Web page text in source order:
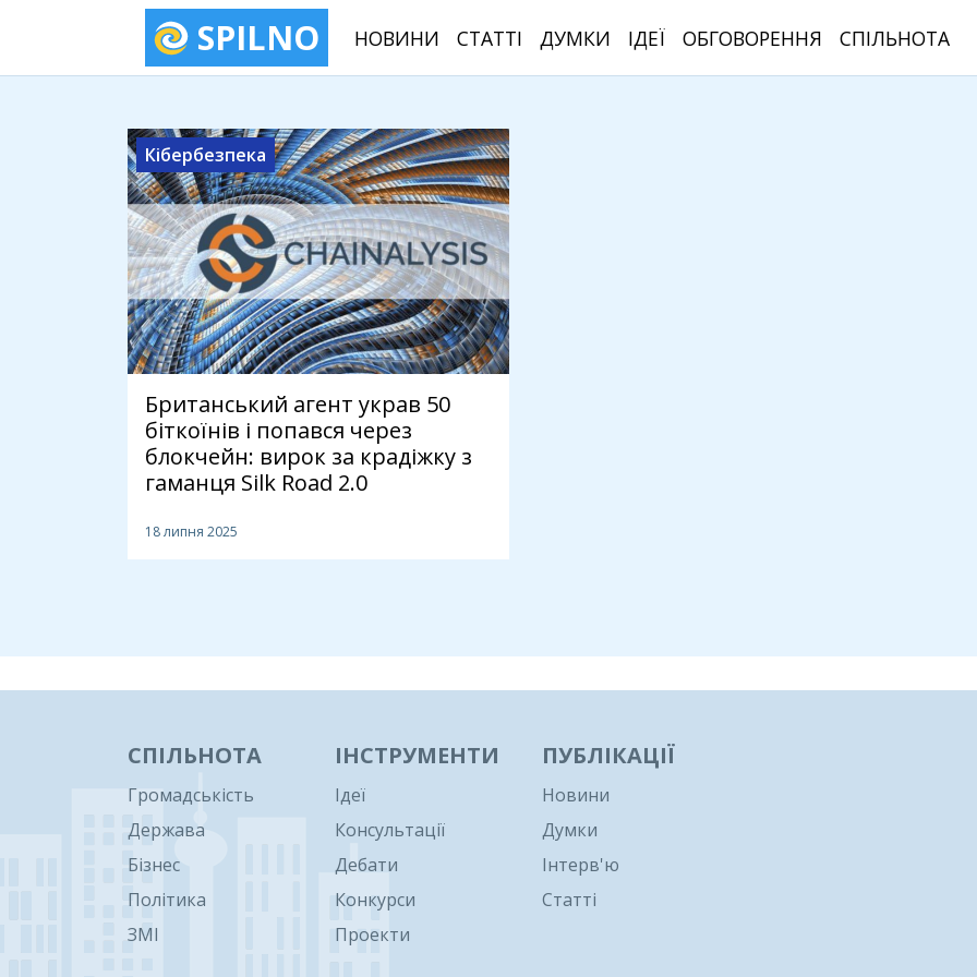
SPILNO НОВИНИ СТАТТІ ДУМКИ ІДЕЇ ОБГОВОРЕННЯ СПІЛЬНОТА
Кібербезпека
Британський агент украв 50
біткоїнів і попався через
блокчейн: вирок за крадіжку з
гаманця Silk Road 2.0
18 липня 2025
СПІЛЬНОТА
Громадськість
Держава
Бізнес
Політика
ЗМІ
ІНСТРУМЕНТИ
Ідеї
Консультації
Дебати
Конкурси
Проекти
ПУБЛІКАЦІЇ
Новини
Думки
Інтерв'ю
Статті